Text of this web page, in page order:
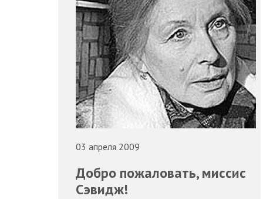
03 апреля 2009
Добро пожаловать, миссис
Сэвидж!